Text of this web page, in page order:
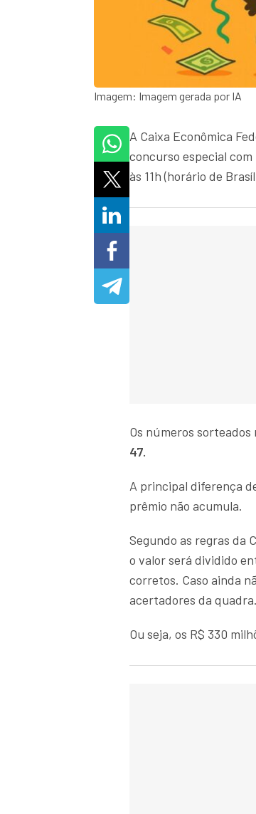
Imagem: Imagem gerada por IA
A Caixa Econômica
concurso especial
às 11h (horário de
Os números sorteados
47.
A principal diferença
prêmio não acumula.
Segundo as regras da
o valor será dividido
corretos. Caso ainda
acertadores da quadra.
Ou seja, os R$ 330